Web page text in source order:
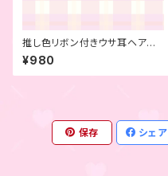
推し色リボン付きウサ耳ヘアピ
ン ピンク
¥980
保存 シェア